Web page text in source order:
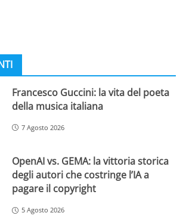
Francesco Guccini: la vita del poeta
della musica italiana
7 Agosto 2026
OpenAI vs. GEMA: la vittoria storica
degli autori che costringe l’IA a
pagare il copyright
5 Agosto 2026